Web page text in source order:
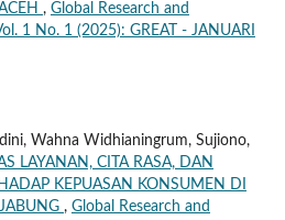
, Global Research and
1 No. 1 (2025): GREAT - JANUARI
Wahna Widhianingrum, Sujiono,
LAYANAN, CITA RASA, DAN
KEPUASAN KONSUMEN DI
, Global Research and